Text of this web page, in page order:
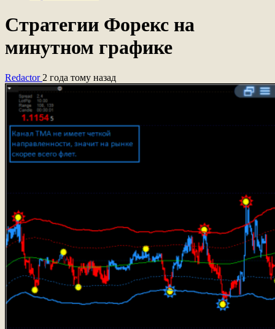
Стратегии Форекс на
минутном графике
Redactor 2 года тому назад